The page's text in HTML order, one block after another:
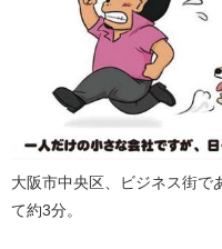
大阪市中央区、ビジネス街で
て約3分。